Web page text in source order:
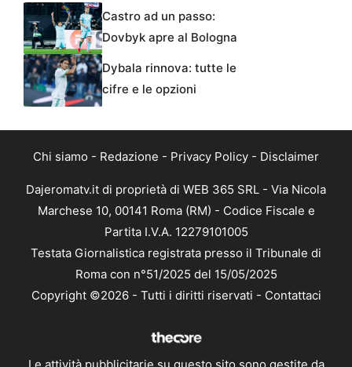
Castro ad un passo:
Dovbyk apre al Bologna
Dybala rinnova: tutte le
cifre e le opzioni
Chi siamo - Redazione - Privacy Policy - Disclaimer
Dajeromatv.it di proprietà di WEB 365 SRL - Via Nicola
Marchese 10, 00141 Roma (RM) - Codice Fiscale e
Partita I.V.A. 12279101005
Testata Giornalistica registrata presso il Tribunale di
Roma con n°51/2025 del 15/05/2025
Copyright ©2026 - Tutti i diritti riservati - Contattaci